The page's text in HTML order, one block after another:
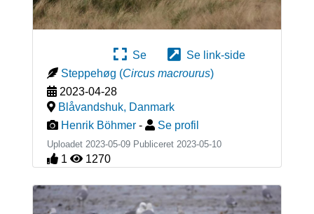
Se
Se link-side
Steppehøg (Circus macrourus)
2023-04-28
Blåvandshuk, Danmark
Henrik Böhmer - Se profil
Uploadet 2023-05-09 Publiceret 2023-05-10
1 1270